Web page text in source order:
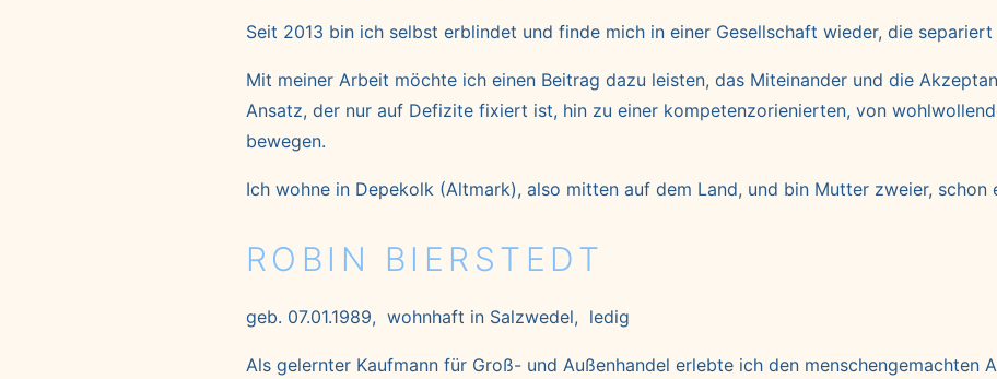
Seit 2013 bin ich selbst erblindet und finde mich in einer Gesellschaft wieder, die
Mit meiner Arbeit möchte ich einen Beitrag dazu leisten, das Miteinander und die
Ansatz, der nur auf Defizite fixiert ist, hin zu einer kompetenzorienierten, von
bewegen.
Ich wohne in Depekolk (Altmark), also mitten auf dem Land, und bin Mutter zweier, schon
ROBIN BIERSTEDT
geb. 07.01.1989, wohnhaft in Salzwedel, ledig
Als gelernter Kaufmann für Groß- und Außenhandel erlebte ich den menschengemachten